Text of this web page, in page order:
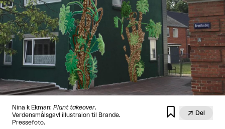
Nina k Ekman: Plant takeover.
Verdensmålsgavl illustraion til Brande.
Pressefoto.
  Del